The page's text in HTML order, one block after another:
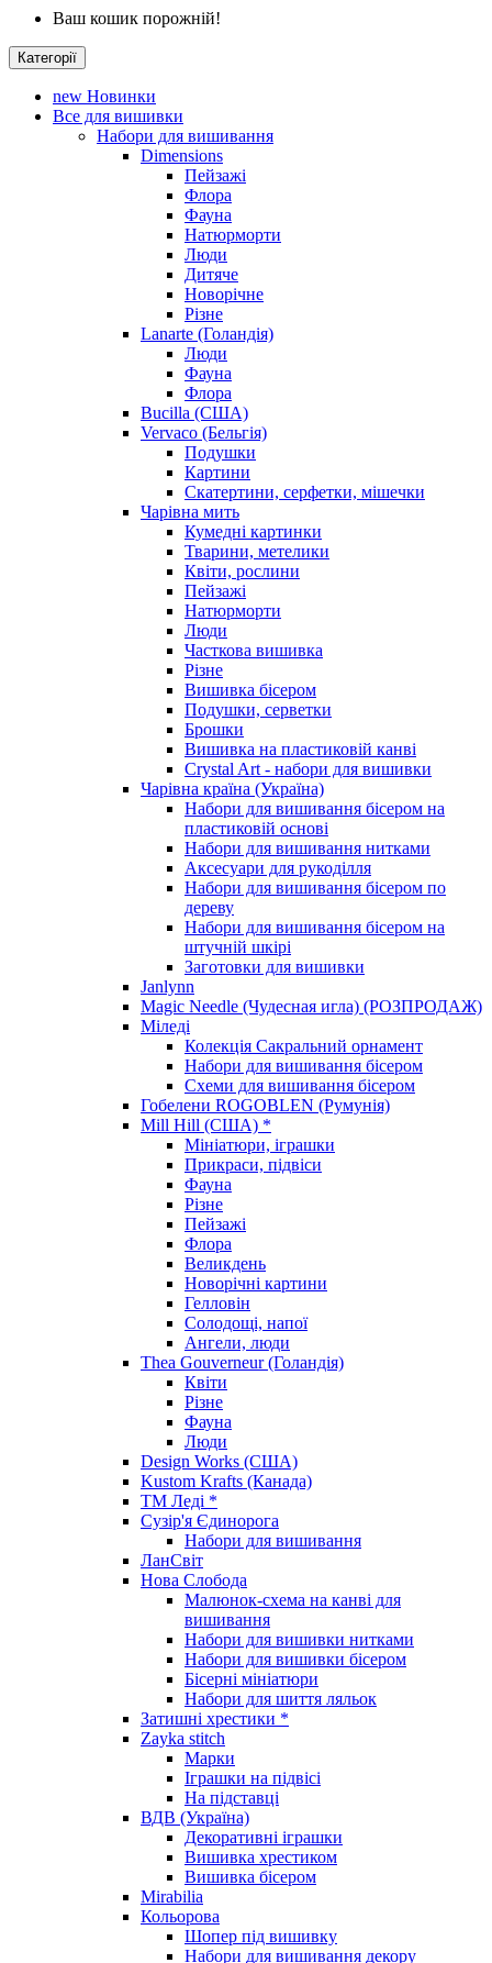
Ваш кошик порожній!
Категорії
new Новинки
Все для вишивки
Набори для вишивання
Dimensions
Пейзажі
Флора
Фауна
Натюрморти
Люди
Дитяче
Новорічне
Різне
Lanarte (Голандія)
Люди
Фауна
Флора
Bucilla (США)
Vervaco (Бельгія)
Подушки
Картини
Скатертини, серфетки, мішечки
Чарiвна мить
Кумедні картинки
Тварини, метелики
Квіти, рослини
Пейзажі
Натюрморти
Люди
Часткова вишивка
Різне
Вишивка бісером
Подушки, серветки
Брошки
Вишивка на пластиковій канві
Crystal Art - набори для вишивки
Чарівна країна (Україна)
Набори для вишивання бісером на
пластиковій основі
Набори для вишивання нитками
Аксесуари для рукоділля
Набори для вишивання бісером по
дереву
Набори для вишивання бісером на
штучній шкірі
Заготовки для вишивки
Janlynn
Magic Needle (Чудесная игла) (РОЗПРОДАЖ)
Міледі
Колекція Сакральний орнамент
Набори для вишивання бісером
Схеми для вишивання бісером
Гобелени ROGOBLEN (Румунія)
Mill Hill (США) *
Мініатюри, іграшки
Прикраси, підвіси
Фауна
Різне
Пейзажі
Флора
Великдень
Новорічні картини
Гелловін
Солодощі, напої
Ангели, люди
Thea Gouverneur (Голандія)
Квіти
Різне
Фауна
Люди
Design Works (США)
Kustom Krafts (Канада)
ТМ Леді *
Сузір'я Єдинорога
Набори для вишивання
ЛанСвіт
Нова Слобода
Малюнок-схема на канві для
вишивання
Набори для вишивки нитками
Набори для вишивки бісером
Бісерні мініатюри
Набори для шиття ляльок
Затишні хрестики *
Zayka stitch
Марки
Іграшки на підвісі
На підставці
ВДВ (Україна)
Декоративні іграшки
Вишивка хрестиком
Вишивка бісером
Mirabilia
Кольорова
Шопер під вишивку
Набори для вишивання декору